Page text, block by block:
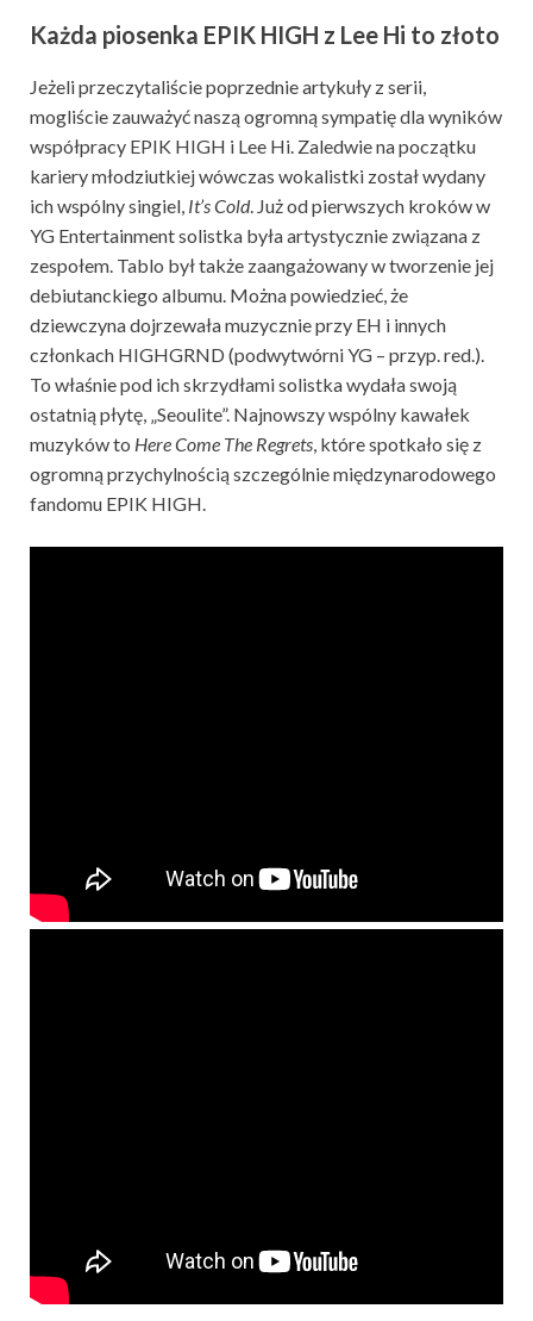
Każda piosenka EPIK HIGH z Lee Hi to złoto
Jeżeli przeczytaliście poprzednie artykuły z serii,
mogliście zauważyć naszą ogromną sympatię dla wyników
współpracy EPIK HIGH i Lee Hi. Zaledwie na początku
kariery młodziutkiej wówczas wokalistki został wydany
ich wspólny singiel, It’s Cold. Już od pierwszych kroków w
YG Entertainment solistka była artystycznie związana z
zespołem. Tablo był także zaangażowany w tworzenie jej
debiutanckiego albumu. Można powiedzieć, że
dziewczyna dojrzewała muzycznie przy EH i innych
członkach HIGHGRND (podwytwórni YG – przyp. red.).
To właśnie pod ich skrzydłami solistka wydała swoją
ostatnią płytę, „Seoulite”. Najnowszy wspólny kawałek
muzyków to Here Come The Regrets, które spotkało się z
ogromną przychylnością szczególnie międzynarodowego
fandomu EPIK HIGH.